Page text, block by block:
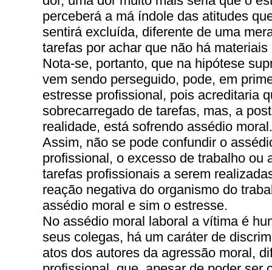
perceberá a má índole das atitudes
sentirá excluída, diferente de uma
tarefas por achar que não há
Nota-se, portanto, que na hipótese
vem sendo perseguido, pode, em
estresse profissional, pois acreditaria
sobrecarregado de tarefas, mas, a
realidade, está sofrendo assédio moral.
Assim, não se pode confundir o
profissional, o excesso de trabalho ou
tarefas profissionais a serem
reação negativa do organismo do
assédio moral e sim o estresse.
No assédio moral laboral a vítima é
seus colegas, há um caráter de
atos dos autores da agressão moral,